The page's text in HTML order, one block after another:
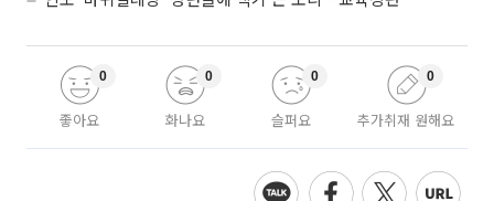
좋아요
0
화나요
0
슬퍼요
0
추가취재 원해요
0